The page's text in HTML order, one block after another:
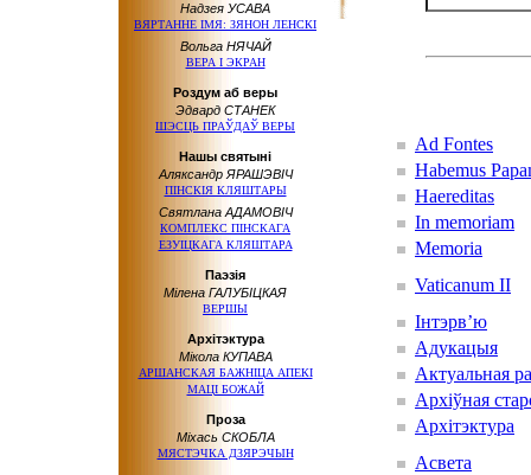
Надзея УСАВА
ВЯРТАННЕ ІМЯ: ЗЯНОН ЛЕНСКІ
Вольга НЯЧАЙ
ВЕРА І ЭКРАН
Роздум аб веры
Эдвард СТАНЕК
ШЭСЦЬ ПРАЎДАЎ ВЕРЫ
Нашы святыні
Аляксандр ЯРАШЭВІЧ
ПІНСКІЯ КЛЯШТАРЫ
Святлана АДАМОВІЧ
КОМПЛЕКС ПІНСКАГА
ЕЗУІЦКАГА КЛЯШТАРА
Паэзія
Мілена ГАЛУБІЦКАЯ
ВЕРШЫ
Архітэктура
Мікола КУПАВА
АРШАНСКАЯ БАЖНІЦА АПЕКІ
МАЦІ БОЖАЙ
Проза
Міхась СКОБЛА
МЯСТЭЧКА ДЗЯРЭЧЫН
Ad Fontes
Habemus
Haereditas
In memoriam
Memoria
Vaticanum II
Інтэрв’ю
Адукацыя
Актуальная
Архіўная
Архітэктура
Асвета